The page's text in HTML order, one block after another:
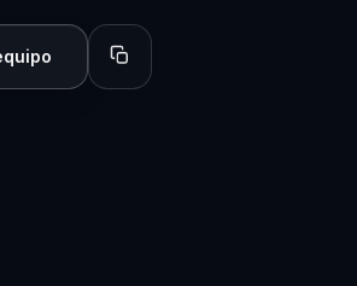
Copiar perfil para compartir